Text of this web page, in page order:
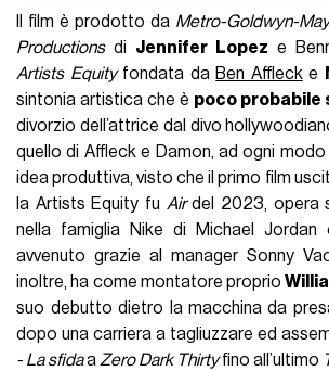
Il film è prodotto da Metro-Goldwyn-
Productionsdi Jennifer Lopez e
Artists Equityfondata da Ben Afflecke
sintonia artistica che è poco probabile
divorzio dell’attrice dal divo
quello di Affleck e Damon, ad ogni
idea produttiva, visto che il primo film
la Artists Equity fu Airdel 2023, opera
nella famiglia Nike di Michael Jordan
avvenuto grazie al manager Sonny
inoltre, ha come montatore proprio
suo debutto dietro la macchina da
dopo una carriera a tagliuzzare ed
- La sfidaaZero Dark Thirtyfino all’ultimo